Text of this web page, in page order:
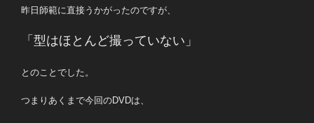
昨日師範に直接うかがったのですが、
「型はほとんど撮っていない」
とのことでした。
つまりあくまで今回のDVDは、